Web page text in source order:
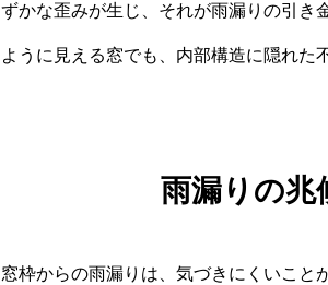
ずかな歪みが生じ、それが雨漏りの引き
ように見える窓でも、内部構造に隠れた
雨漏りの兆
窓枠からの雨漏りは、気づきにくいこと